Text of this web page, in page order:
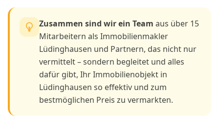
Zusammen sind wir ein Team aus über 15
Mitarbeitern als Immobilienmakler
Lüdinghausen und Partnern, das nicht nur
vermittelt – sondern begleitet und alles
dafür gibt, Ihr Immobilienobjekt in
Lüdinghausen so effektiv und zum
bestmöglichen Preis zu vermarkten.